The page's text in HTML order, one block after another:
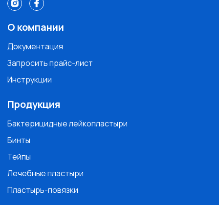
О компании
Документация
Запросить прайс-лист
Инструкции
Продукция
Бактерицидные лейкопластыри
Бинты
Тейпы
Лечебные пластыри
Пластырь-повязки